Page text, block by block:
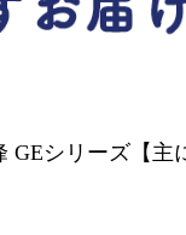
シリーズ【主